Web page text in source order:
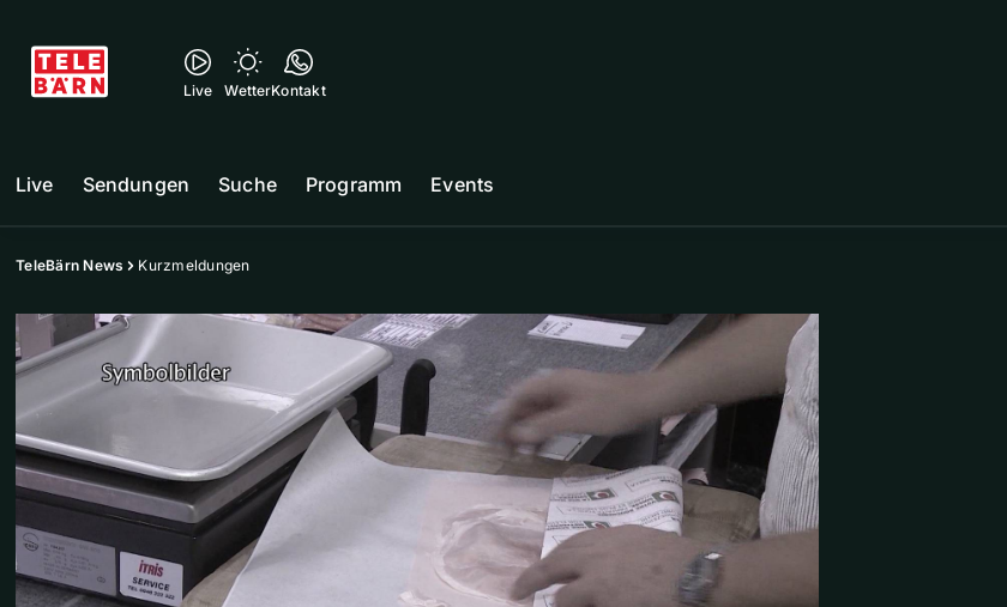
Live WetterKontakt
Live Sendungen Suche Programm Events
TeleBärn News Kurzmeldungen